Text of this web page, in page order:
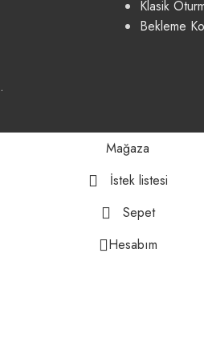
Klasik
Bekleme
.
Mağaza
İstek listesi
Sepet
Hesabım